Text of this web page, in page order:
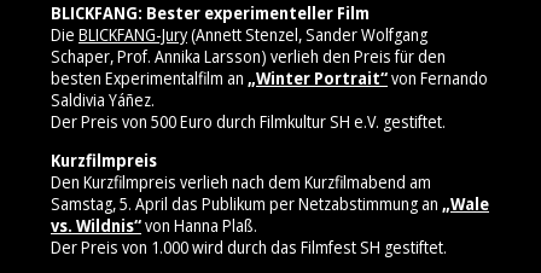
BLICKFANG: Bester experimenteller Film
Die BLICKFANG-Jury(Annett Stenzel, Sander Wolfgang
Schaper, Prof. Annika Larsson) verlieh den Preis für den
besten Experimentalfilm an „Winter Portrait“von Fernando
Saldivia Yáñez.
Der Preis von 500 Euro durch Filmkultur SH e.V. gestiftet.
Kurzfilmpreis
Den Kurzfilmpreis verlieh nach dem Kurzfilmabend am
Samstag, 5. April das Publikum per Netzabstimmung an „Wale
vs. Wildnis“von Hanna Plaß.
Der Preis von 1.000 wird durch das Filmfest SH gestiftet.